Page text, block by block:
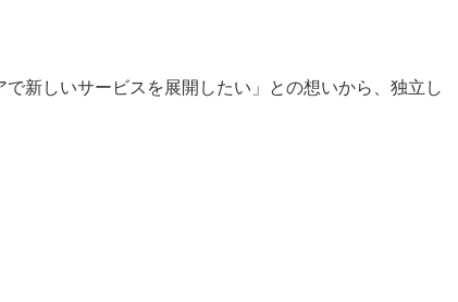
新しいサービスを展開したい」との想いから、独立し